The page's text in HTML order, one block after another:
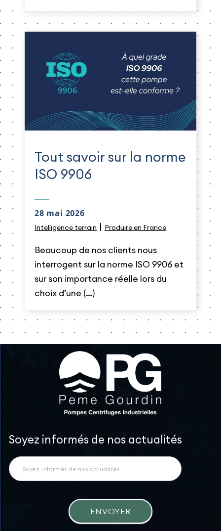
Tout savoir sur la norme
ISO 9906
28 mai 2026
Intelligence terrain | Produire en France
Beaucoup de nos clients nous
interrogent sur la norme ISO 9906 et
sur son importance réelle lors du
choix d’une (…)
Newsletter
Soyez informés de nos actualités
ENVOYER